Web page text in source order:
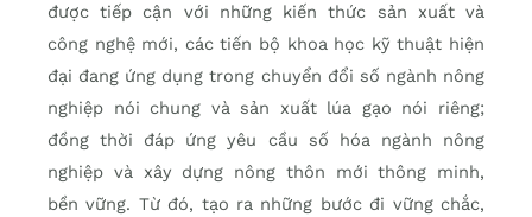
được tiếp cận với những kiến thức sản xuất và
công nghệ mới, các tiến bộ khoa học kỹ thuật hiện
đại đang ứng dụng trong chuyển đổi số ngành nông
nghiệp nói chung và sản xuất lúa gạo nói riêng;
đồng thời đáp ứng yêu cầu số hóa ngành nông
nghiệp và xây dựng nông thôn mới thông minh,
bền vững. Từ đó, tạo ra những bước đi vững chắc,